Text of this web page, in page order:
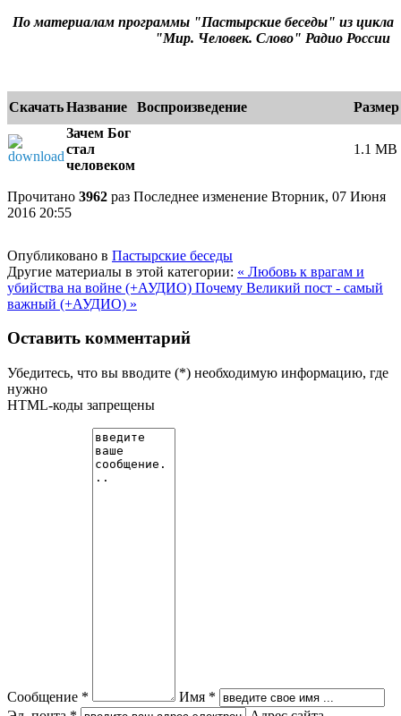
По материалам программы "Пастырские беседы" из цикла
"Мир. Человек. Слово" Радио России
СкачатьНазвание Воспроизведение
Размер
Зачем Бог
стал
человеком
1.1 MB
Прочитано 3962 раз Последнее изменение Вторник, 07 Июня
2016 20:55
Опубликовано в Пастырские беседы
Другие материалы в этой категории: « Любовь к врагам и
убийства на войне (+АУДИО) Почему Великий пост - самый
важный (+АУДИО) »
Оставить комментарий
Убедитесь, что вы вводите (*) необходимую информацию, где
нужно
HTML-коды запрещены
Сообщение *
Имя *